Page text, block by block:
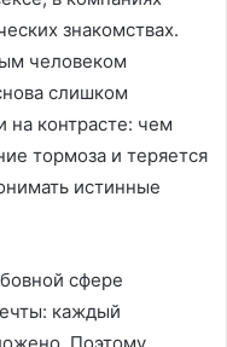
знакомствах.
человеком
слишком
на контрасте: чем
тормоза и теряется
истинные
сфере
каждый
Поэтому